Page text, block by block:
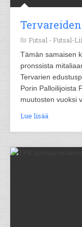
Futsal - Futsal-
Tämän samaisen
pronssista
Tervarien
Porin Palloilijoista
muutosten vuoksi
Lue lisää